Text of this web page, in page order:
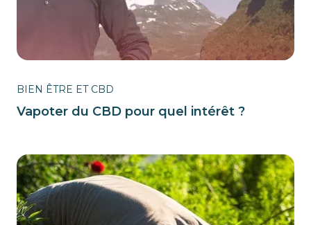
BIEN ÊTRE ET CBD
Vapoter du CBD pour quel intérêt ?